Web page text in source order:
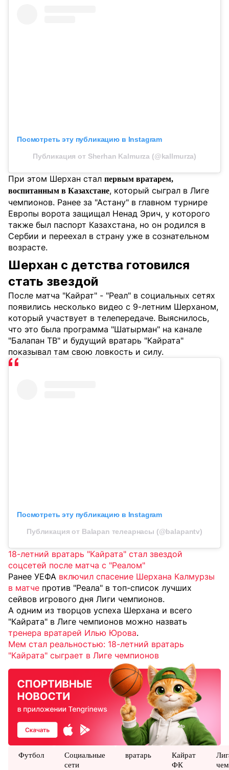
Посмотреть эту публикацию в Instagram
Публикация от Sherhan Kalmurza (@kallmurza)
При этом Шерхан стал первым вратарем,
воспитанным в Казахстане, который сыграл в Лиге
чемпионов. Ранее за "Астану" в главном турнире
Европы ворота защищал Ненад Эрич, у которого
также был паспорт Казахстана, но он родился в
Сербии и переехал в страну уже в сознательном
возрасте.
Шерхан с детства готовился
стать звездой
После матча "Кайрат" - "Реал" в социальных сетях
появились несколько видео с 9-летним Шерханом,
который участвует в телепередаче. Выяснилось,
что это была программа "Шатырман" на канале
"Балапан ТВ" и будущий вратарь "Кайрата"
показывал там свою ловкость и силу.
Посмотреть эту публикацию в Instagram
Публикация от Balapan телеарнасы (@balapantv)
18-летний вратарь "Кайрата" стал звездой
соцсетей после матча с "Реалом"
Ранее УЕФА включил спасение Шерхана Калмурзы
в матче против "Реала" в топ-список лучших
сейвов игрового дня Лиги чемпионов.
А одним из творцов успеха Шерхана и всего
"Кайрата" в Лиге чемпионов можно назвать
тренера вратарей Илью Юрова.
Мем стал реальностью: 18-летний вратарь
"Кайрата" сыграет в Лиге чемпионов
Футбол
Социальные
сети
вратарь
Кайрат
ФК